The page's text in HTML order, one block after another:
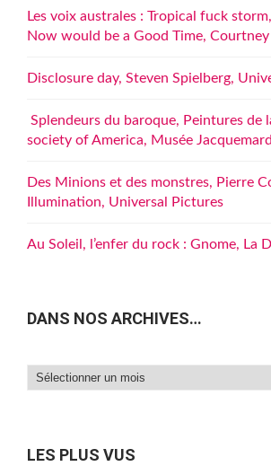
Les voix australes : Tropical fuck
Now would be a Good Time,
Disclosure day, Steven Spielberg,
Splendeurs du baroque, Peintures de
society of America, Musée
Des Minions et des monstres, Pierre
Illumination, Universal Pictures
Au Soleil, l’enfer du rock : Gnome, La
DANS NOS ARCHIVES…
Dans
LES PLUS VUS